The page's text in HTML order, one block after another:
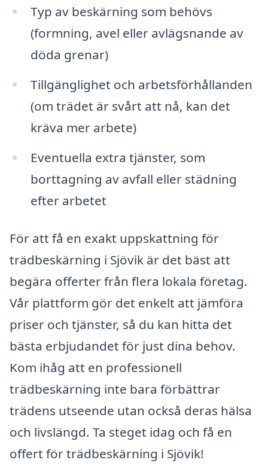
Typ av beskärning som behövs
(formning, avel eller avlägsnande av
döda grenar)
Tillgänglighet och arbetsförhållanden
(om trädet är svårt att nå, kan det
kräva mer arbete)
Eventuella extra tjänster, som
borttagning av avfall eller städning
efter arbetet
För att få en exakt uppskattning för
trädbeskärning i Sjövik är det bäst att
begära offerter från flera lokala företag.
Vår plattform gör det enkelt att jämföra
priser och tjänster, så du kan hitta det
bästa erbjudandet för just dina behov.
Kom ihåg att en professionell
trädbeskärning inte bara förbättrar
trädens utseende utan också deras hälsa
och livslängd. Ta steget idag och få en
offert för trädbeskärning i Sjövik!